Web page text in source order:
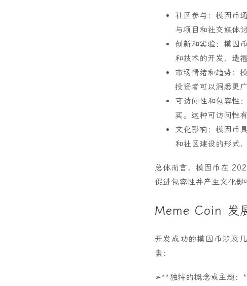
社区参与 ：模因币
与项目和社交媒体
创新和实验：模因
和技术的开发，造
市场情绪和趋势 ：
投资者可以洞悉更
可访问性和包容性
买。这种可访问性
文化影响 ：模因币
和社区建设的形式
总体而言，模因币在
促进包容性并产生文化影
Meme Coin 发
开发成功的模因币涉及
素：
➢**独特的概念或主题：